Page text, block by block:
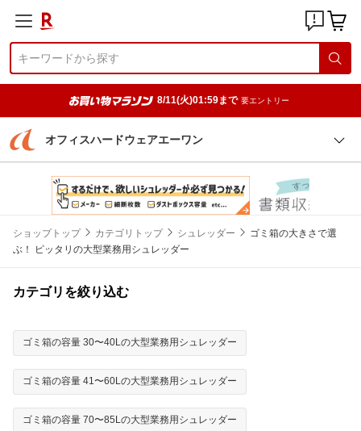
8/11(火)01:59まで 要エントリー
オフィスハードウェアエーワン
ショップトップ カテゴリトップ シュレッダー
ゴミ箱の大きさで選
ぶ！ ピッタリの大型業務用シュレッダー
カテゴリを絞り込む
ゴミ箱の容量 30〜40Lの大型業務用シュレッダー
ゴミ箱の容量 41〜60Lの大型業務用シュレッダー
ゴミ箱の容量 70〜85Lの大型業務用シュレッダー